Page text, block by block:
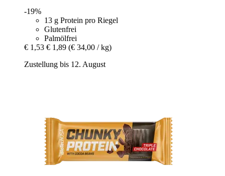
-19%
13 g Protein pro Riegel
Glutenfrei
Palmölfrei
€ 1,53 € 1,89 (€ 34,00 / kg)
Zustellung bis 12. August